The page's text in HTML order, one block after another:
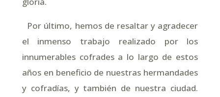
Por último, hemos de resaltar y agradecer
el inmenso trabajo realizado por los
innumerables cofrades a lo largo de estos
años en beneficio de nuestras hermandades
y cofradías, y también de nuestra ciudad.